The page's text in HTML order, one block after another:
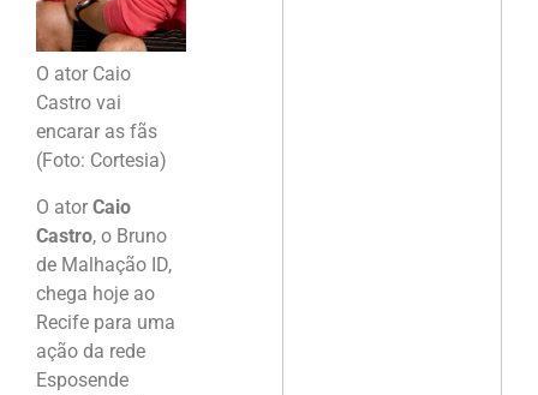
O ator Caio
Castro vai
encarar as fãs
(Foto: Cortesia)
O ator Caio
Castro, o Bruno
de Malhação ID,
chega hoje ao
Recife para uma
ação da rede
Esposende